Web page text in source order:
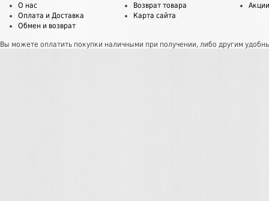
О нас
Оплата и Доставка
Обмен и возврат
Возврат товара
Карта сайта
Акции
Вы можете оплатить покупки наличными при получении, либо другим